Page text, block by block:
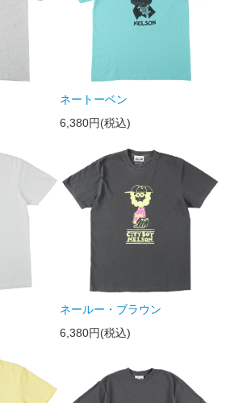
ネートーベン
6,380円(税込)
ネールー・ブラウン
6,380円(税込)